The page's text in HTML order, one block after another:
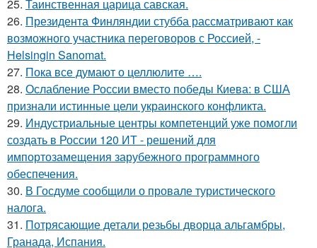
25. Таинственная царица савская.
26. Президента Финляндии стубба рассматривают как
возможного участника переговоров с Россией, -
Helsingin Sanomat.
27. Пока все думают о целлюлите ….
28. Ослабление России вместо победы Киева: в США
признали истинные цели украинского конфликта.
29. Индустриальные центры компетенций уже помогли
создать в России 120 ИТ - решений для
импортозамещения зарубежного программного
обеспечения.
30. В Госдуме сообщили о провале туристического
налога.
31. Потрясающие детали резьбы дворца альгамбры,
Гранада, Испания.